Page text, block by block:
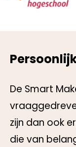
De Smart
zijn dan ook
die van